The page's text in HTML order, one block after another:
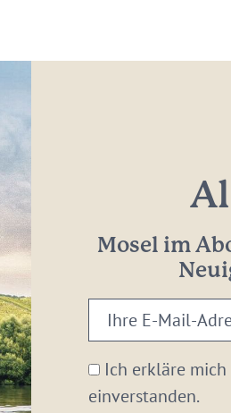
Mosel im
Ihre
E-
Mail-
Adresse:
Ich erkläre
einverstanden.